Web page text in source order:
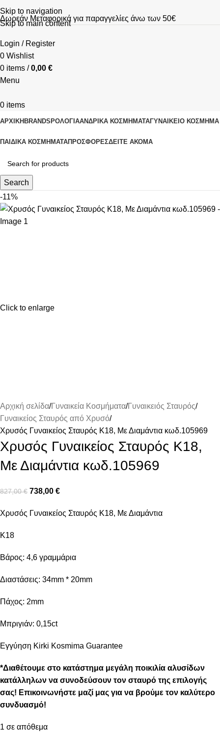
Skip to navigation
Skip to main content
Δωρεάν Μεταφορικά για παραγγελίες άνω των 50€
Login / Register
0 Wishlist
0 items / 0,00 €
Menu
0 items
ΑΡΧΙΚΗ BRANDS ΡΟΛΌΓΙΑΑΝΔΡΙΚΆ ΚΟΣΜΉΜΑΤΑΓΥΝΑΙΚΕΊΟ ΚΟΣΜΉΜΑ
ΠΑΙΔΙΚΆ ΚΟΣΜΉΜΑΤΑΠΡΟΣΦΟΡΈΣΔΕΊΤΕ ΑΚΌΜΑ
Search
-11%
Click to enlarge
Αρχική σελίδα Γυναικεία Κοσμήματα Γυναικειός Σταυρός
Γυναικείος Σταυρός από Χρυσό
Χρυσός Γυναικείος Σταυρός Κ18, Με Διαμάντια κωδ.105969
Χρυσός Γυναικείος Σταυρός Κ18,
Με Διαμάντια κωδ.105969
827,00€ 738,00 €
Χρυσός Γυναικείος Σταυρός Κ18, Με Διαμάντια
K18
Βάρος: 4,6 γραμμάρια
Διαστάσεις: 34mm * 20mm
Πάχος: 2mm
Μπριγιάν: 0,15ct
Εγγύηση Kirki Kosmima Guarantee
*Διαθέτουμε στο κατάστημα μεγάλη ποικιλία αλυσίδων
κατάλληλων να συνοδεύσουν τον σταυρό της επιλογής
σας! Επικοινωνήστε μαζί μας για να βρούμε τον καλύτερο
συνδυασμό!
1 σε απόθεμα